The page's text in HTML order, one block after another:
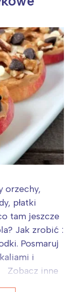
orzechy,
płatki
tam jeszcze
Jak zrobić :
Posmaruj
i
Zobacz inne